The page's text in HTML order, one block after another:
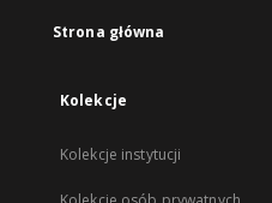
Strona główna
Kolekcje
Kolekcje instytucji